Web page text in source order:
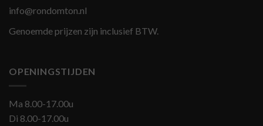
info@rondomton.nl
Genoemde prijzen zijn inclusief BTW.
OPENINGSTIJDEN
Ma 8.00-17.00u
Di 8.00-17.00u